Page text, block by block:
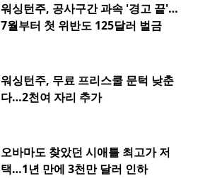
워싱턴주, 공사구간 과속 '경고 끝'…
7월부터 첫 위반도 125달러 벌금
워싱턴주, 무료 프리스쿨 문턱 낮춘
다…2천여 자리 추가
오바마도 찾았던 시애틀 최고가 저
택…1년 만에 3천만 달러 인하